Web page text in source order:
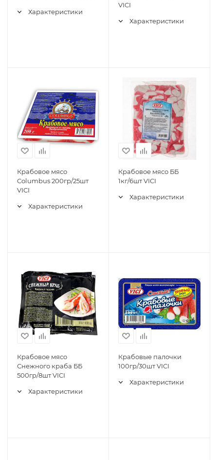
Характеристики
VICI
Характеристики
Крабовое мясо
Columbus 200гр/25шт
VICI
Характеристики
Крабовое мясо ББ
1кг/6шт VICI
Характеристики
Крабовое мясо
Снежного краба ББ
500гр/8шт VICI
Характеристики
Крабовые палочки
100гр/30шт VICI
Характеристики